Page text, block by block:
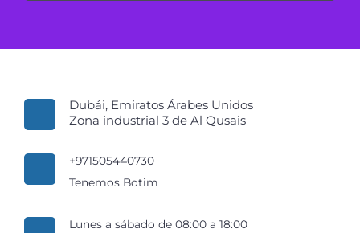
Dubái, Emiratos Árabes Unidos
Zona industrial 3 de Al Qusais
+971505440730
Tenemos Botim
Lunes a sábado de 08:00 a 18:00